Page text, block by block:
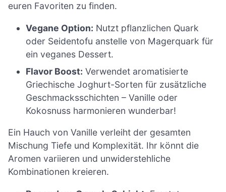
euren Favoriten zu finden.
Vegane Option: Nutzt pflanzlichen Quark
oder Seidentofu anstelle von Magerquark für
ein veganes Dessert.
Flavor Boost: Verwendet aromatisierte
Griechische Joghurt-Sorten für zusätzliche
Geschmacksschichten – Vanille oder
Kokosnuss harmonieren wunderbar!
Ein Hauch von Vanille verleiht der gesamten
Mischung Tiefe und Komplexität. Ihr könnt die
Aromen variieren und unwiderstehliche
Kombinationen kreieren.